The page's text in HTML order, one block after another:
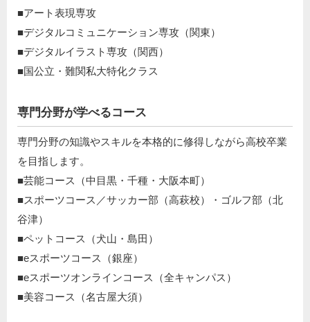
■アート表現専攻
■デジタルコミュニケーション専攻（関東）
■デジタルイラスト専攻（関西）
■国公立・難関私大特化クラス
専門分野が学べるコース
専門分野の知識やスキルを本格的に修得しながら高校卒業
を目指します。
■芸能コース（中目黒・千種・大阪本町）
■スポーツコース／サッカー部（高萩校）・ゴルフ部（北
谷津）
■ペットコース（犬山・島田）
■eスポーツコース（銀座）
■eスポーツオンラインコース（全キャンパス）
■美容コース（名古屋大須）